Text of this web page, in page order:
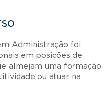
Administração foi
em posições de
almejam uma formação
ou atuar na